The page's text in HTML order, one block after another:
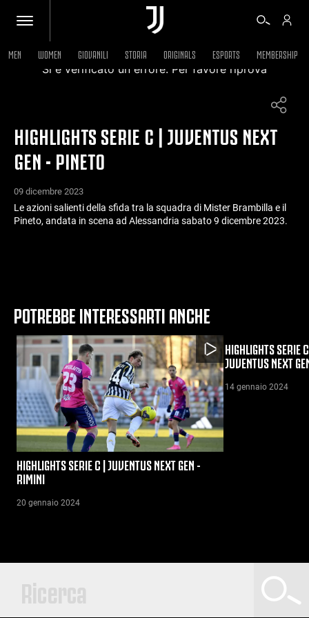
SHOP
BIANCONERI
VIDEO
MEN WOMEN GIOVANILI STORIA ORIGINALS ESPORTS MEMBERSHIP
Si è verificato un errore. Per favore riprova
HIGHLIGHTS SERIE C | JUVENTUS NEXT
GEN - PINETO
09 dicembre 2023
Le azioni salienti della sfida tra la squadra di Mister Brambilla e il
Pineto, andata in scena ad Alessandria sabato 9 dicembre 2023.
POTREBBE INTERESSARTI ANCHE
HIGHLIGHTS SERIE C | JUVENTUS NEXT GEN -
RIMINI
20 gennaio 2024
HIGHLIGHTS SERIE
JUVENTUS NEXT
14 gennaio 2024